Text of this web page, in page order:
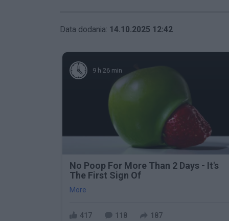
Data dodania: 14.10.2025 12:42
9 h 26 min
No Poop For More Than 2 Days - It's
The First Sign Of
More
417 118 187